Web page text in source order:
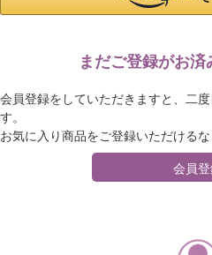
まだご登録がお
会員登録をしていただきますと、二
す。
お気に入り商品をご登録いただける
会員